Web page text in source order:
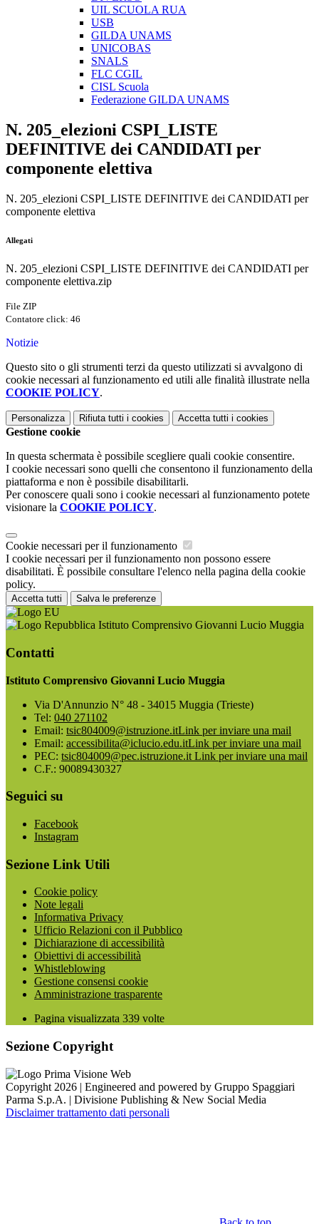
UIL SCUOLA RUA
USB
GILDA UNAMS
UNICOBAS
SNALS
FLC CGIL
CISL Scuola
Federazione GILDA UNAMS
N. 205_elezioni CSPI_LISTE
DEFINITIVE dei CANDIDATI per
componente elettiva
N. 205_elezioni CSPI_LISTE DEFINITIVE dei CANDIDATI per
componente elettiva
Allegati
N. 205_elezioni CSPI_LISTE DEFINITIVE dei CANDIDATI per
componente elettiva.zip
File ZIP
Contatore click: 46
Notizie
Questo sito o gli strumenti terzi da questo utilizzati si avvalgono di
cookie necessari al funzionamento ed utili alle finalità illustrate nella
COOKIE POLICY.
Personalizza Rifiuta tutti i cookies Accetta tutti i cookies
Gestione cookie
In questa schermata è possibile scegliere quali cookie consentire.
I cookie necessari sono quelli che consentono il funzionamento della
piattaforma e non è possibile disabilitarli.
Per conoscere quali sono i cookie necessari al funzionamento potete
visionare la COOKIE POLICY.
Cookie necessari per il funzionamento
I cookie necessari per il funzionamento non possono essere
disabilitati. È possibile consultare l'elenco nella pagina della cookie
policy.
Accetta tutti Salva le preferenze
Istituto Comprensivo Giovanni Lucio Muggia
Contatti
Istituto Comprensivo Giovanni Lucio Muggia
Via D'Annunzio N° 48 - 34015 Muggia (Trieste)
Tel: 040 271102
Email: tsic804009@istruzione.itLink per inviare una mail
Email: accessibilita@iclucio.edu.itLink per inviare una mail
PEC: tsic804009@pec.istruzione.it Link per inviare una mail
C.F.: 90089430327
Seguici su
Facebook
Instagram
Sezione Link Utili
Cookie policy
Note legali
Informativa Privacy
Ufficio Relazioni con il Pubblico
Dichiarazione di accessibilità
Obiettivi di accessibilità
Whistleblowing
Gestione consensi cookie
Amministrazione trasparente
Pagina visualizzata 339 volte
Sezione Copyright
Copyright 2026 | Engineered and powered by Gruppo Spaggiari
Parma S.p.A. | Divisione Publishing & New Social Media
Disclaimer trattamento dati personali